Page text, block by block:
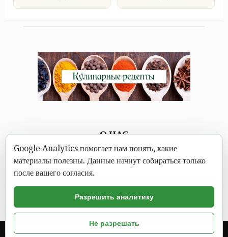
О НАС
Каждому под силу научиться вкусно готовить, а в
современном мире это можно сделать не выходя из дома.
кулинарными рецептами, выбрать вкусное блюдо и следовать
© 2026 год. Вкусные блюда, кулинарные рецепты с фото
Google Analytics помогает нам понять, какие
материалы полезны. Данные начнут собираться только
после вашего согласия.
Разрешить аналитику
Не разрешать